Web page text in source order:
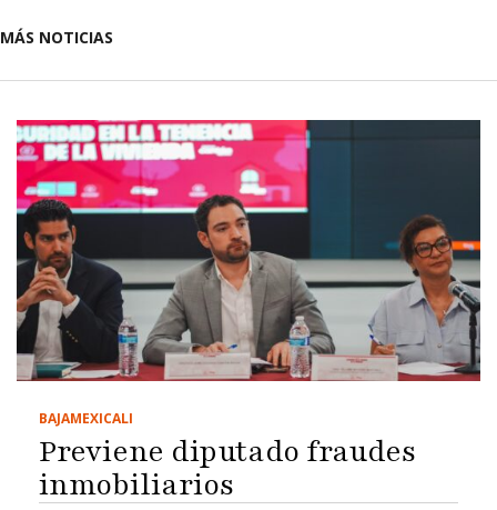
MÁS NOTICIAS
BAJAMEXICALI
Previene diputado fraudes
inmobiliarios